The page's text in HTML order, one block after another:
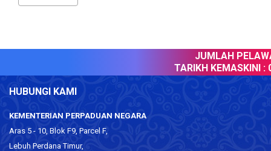
JUMLAH
TARIKH KEMASKINI :
HUBUNGI KAMI
KEMENTERIAN PERPADUAN NEGARA
Aras 5 - 10, Blok F9, Parcel F,
Lebuh Perdana Timur,